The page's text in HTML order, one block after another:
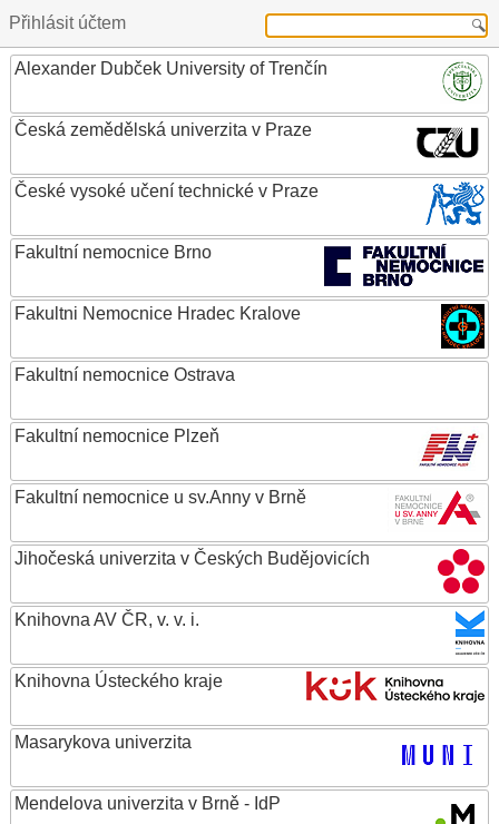
Přihlásit účtem
Alexander Dubček University of Trenčín
Česká zemědělská univerzita v Praze
České vysoké učení technické v Praze
Fakultní nemocnice Brno
Fakultni Nemocnice Hradec Kralove
Fakultní nemocnice Ostrava
Fakultní nemocnice Plzeň
Fakultní nemocnice u sv.Anny v Brně
Jihočeská univerzita v Českých Budějovicích
Knihovna AV ČR, v. v. i.
Knihovna Ústeckého kraje
Masarykova univerzita
Mendelova univerzita v Brně - IdP